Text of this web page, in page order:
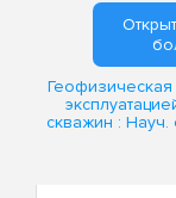
скважин : Науч.